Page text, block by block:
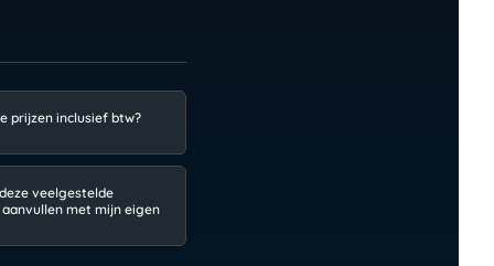
prijzen inclusief btw?
veelgestelde
met mijn eigen